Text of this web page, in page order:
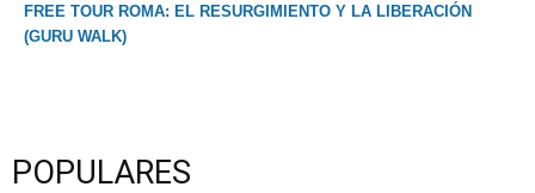
FREE TOUR ROMA: EL RESURGIMIENTO Y LA LIBERACIÓN
(GURU WALK)
POPULARES